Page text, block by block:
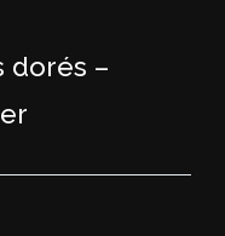
dorés –